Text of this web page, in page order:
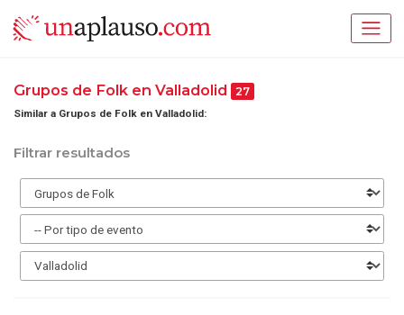
Grupos de Folk en Valladolid 27
Similar a Grupos de Folk en Valladolid:
Filtrar resultados